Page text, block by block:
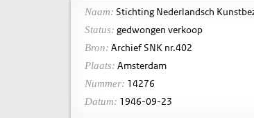
Naam: Stichting Nederlandsch
Status: gedwongen verkoop
Bron: Archief SNK nr.402
Plaats: Amsterdam
Nummer: 14276
Datum: 1946-09-23